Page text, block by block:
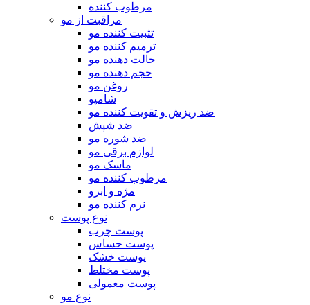
مرطوب کننده
مراقبت از مو
تثبیت کننده مو
ترمیم کننده مو
حالت دهنده مو
حجم دهنده مو
روغن مو
شامپو
ضد ریزش و تقویت کننده مو
ضد شپش
ضد شوره مو
لوازم برقی مو
ماسک مو
مرطوب کننده مو
مژه و ابرو
نرم کننده مو
نوع پوست
پوست چرب
پوست حساس
پوست خشک
پوست مختلط
پوست معمولی
نوع مو